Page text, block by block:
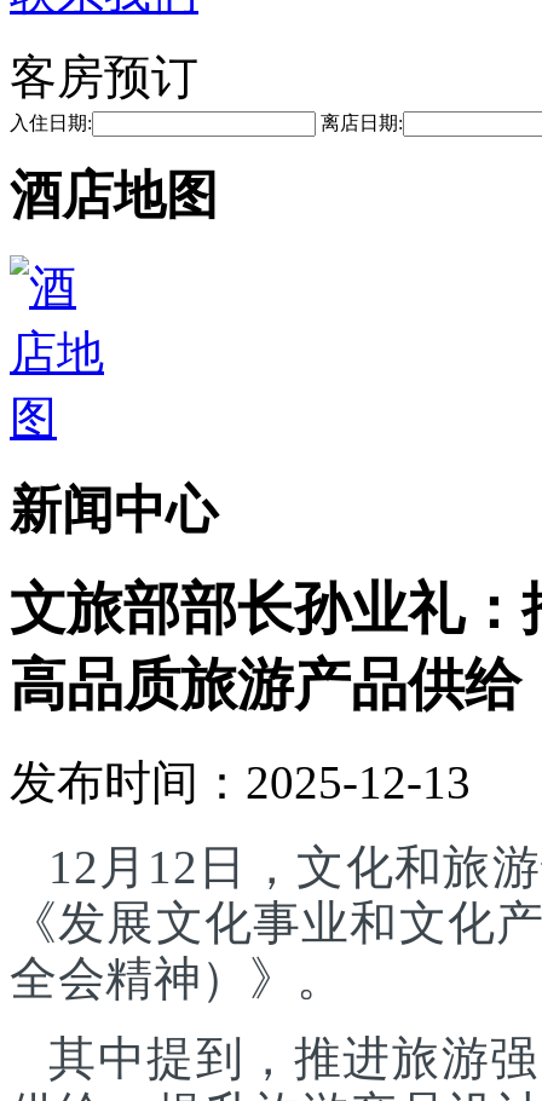
客房预订
入住日期: 离店日期:
酒店地图
新闻中心
文旅部部长孙业礼
高品质旅游产品供给
发布时间：2025-12-13
12月12日，文化和旅
《发展文化事业和文化
全会精神）》。
其中提到，推进旅游